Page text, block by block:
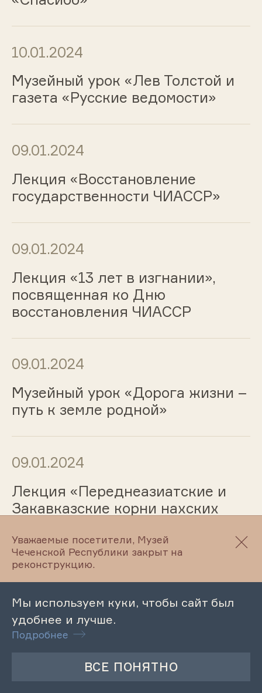
10.01.2024
Музейный урок «Лев Толстой и
газета «Русские ведомости»
09.01.2024
Лекция «Восстановление
государственности ЧИАССР»
09.01.2024
Лекция «13 лет в изгнании»,
посвященная ко Дню
восстановления ЧИАССР
09.01.2024
Музейный урок «Дорога жизни –
путь к земле родной»
09.01.2024
Лекция «Переднеазиатские и
Закавказские корни нахских
09.01.2024
Лекция «Долгий путь на
Родину»
Уважаемые посетители, Музей
Чеченской Республики закрыт на
реконструкцию.
Мы используем куки, чтобы сайт был
удобнее и лучше.
Подробнее